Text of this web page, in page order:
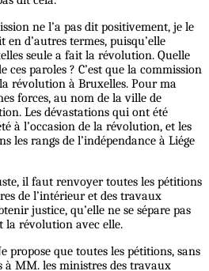
ne l’a pas dit positivement, je le
d’autres termes, puisqu’elle
seule a fait la révolution. Quelle
ces paroles ? C’est que la commission
révolution à Bruxelles. Pour ma
forces, au nom de la ville de
Les dévastations qui ont été
à l’occasion de la révolution, et les
les rangs de l’indépendance à Liége
il faut renvoyer toutes les pétitions
de l’intérieur et des travaux
justice, qu’elle ne se sépare pas
la révolution avec elle.
propose que toutes les pétitions, sans
à MM. les ministres des travaux